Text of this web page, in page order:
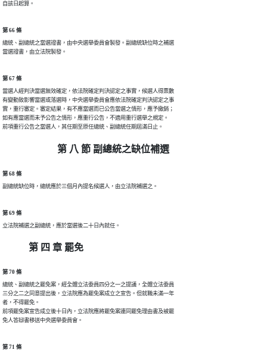
自該日起算。
第 66 條
總統、副總統之當選證書，由中央選舉委員會製發。副總統缺位時之補選
當選證書，由立法院製發。
第 67 條
當選人經判決當選無效確定，依法院確定判決認定之事實，候選人得票數
有變動致影響當選或落選時，中央選舉委員會應依法院確定判決認定之事
實，重行審定。審定結果，有不應當選而已公告當選之情形，應予撤銷；
如有應當選而未予公告之情形，應重行公告，不適用重行選舉之規定。
前項重行公告之當選人，其任期至原任總統、副總統任期屆滿日止。
第 八 節 副總統之缺位補選
第 68 條
副總統缺位時，總統應於三個月內提名候選人，由立法院補選之。
第 69 條
立法院補選之副總統，應於當選後二十日內就任。
第 四 章 罷免
第 70 條
總統、副總統之罷免案，經全體立法委員四分之一之提議，全體立法委員
三分之二之同意提出後，立法院應為罷免案成立之宣告。但就職未滿一年
者，不得罷免。
前項罷免案宣告成立後十日內，立法院應將罷免案連同罷免理由書及被罷
免人答辯書移送中央選舉委員會。
第 71 條